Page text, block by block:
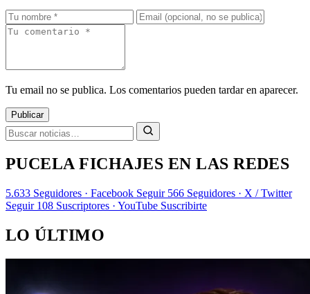
Tu email no se publica. Los comentarios pueden tardar en aparecer.
Publicar
PUCELA FICHAJES EN LAS REDES
5.633 Seguidores · Facebook Seguir 566 Seguidores · X / Twitter
Seguir 108 Suscriptores · YouTube Suscribirte
LO ÚLTIMO